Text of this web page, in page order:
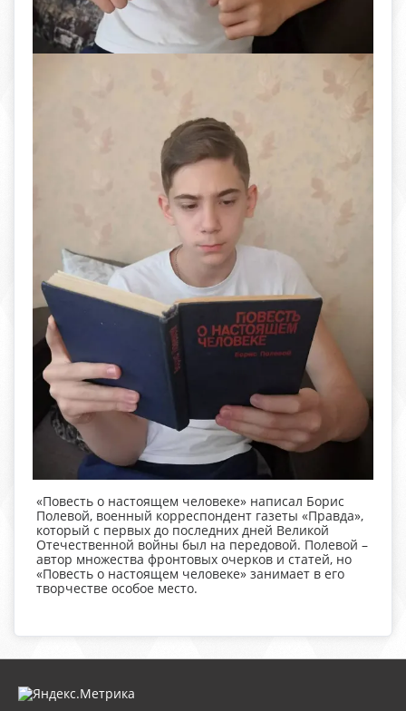
«Повесть о настоящем человеке» написал Борис
Полевой, военный корреспондент газеты «Правда»,
который с первых до последних дней Великой
Отечественной войны был на передовой. Полевой –
автор множества фронтовых очерков и статей, но
«Повесть о настоящем человеке» занимает в его
творчестве особое место.